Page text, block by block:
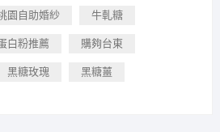
園自助婚紗 牛軋糖
白粉推薦 購夠台東
黑糖玫瑰 黑糖薑